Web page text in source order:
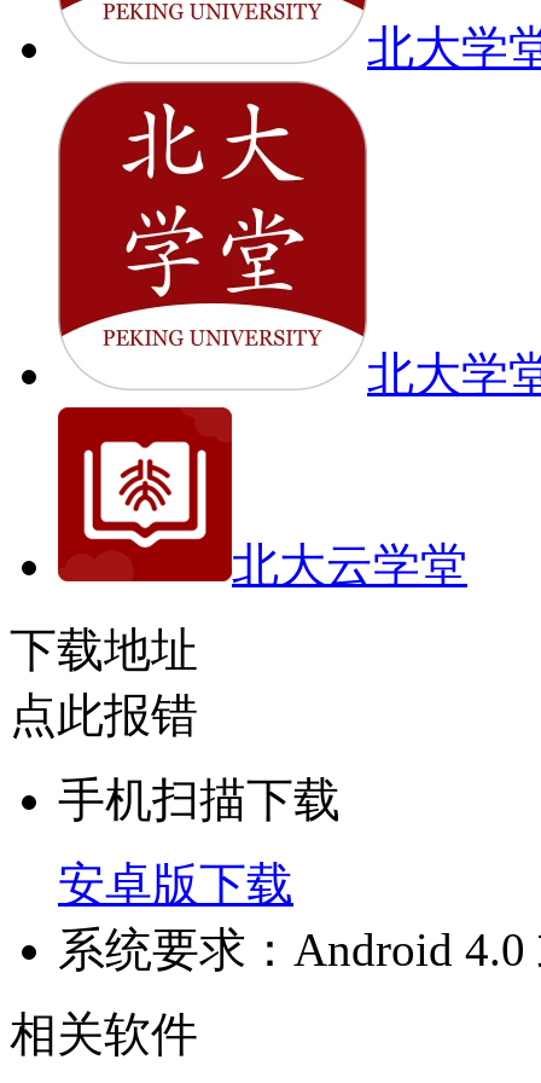
北大学
北大学
北大云学堂
下载地址
点此报错
手机扫描下载
安卓版下载
系统要求：Android
相关软件